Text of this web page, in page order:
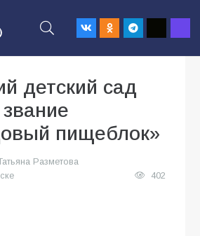
детский сад
пищеблок»
Разметова
402